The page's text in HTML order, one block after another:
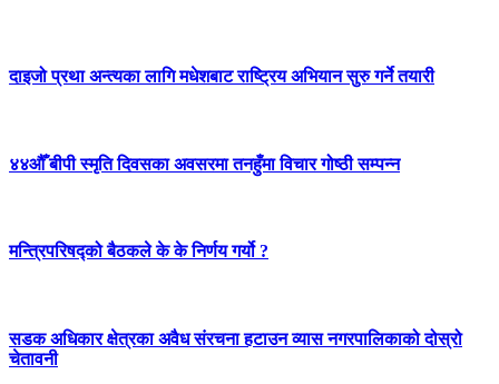
दाइजो प्रथा अन्त्यका लागि मधेशबाट राष्ट्रिय अभियान सुरु गर्ने तयारी
४४औँ बीपी स्मृति दिवसका अवसरमा तनहुँमा विचार गोष्ठी सम्पन्न
मन्त्रिपरिषद्को बैठकले के के निर्णय गर्यो ?
सडक अधिकार क्षेत्रका अवैध संरचना हटाउन व्यास नगरपालिकाको दोस्रो
चेतावनी